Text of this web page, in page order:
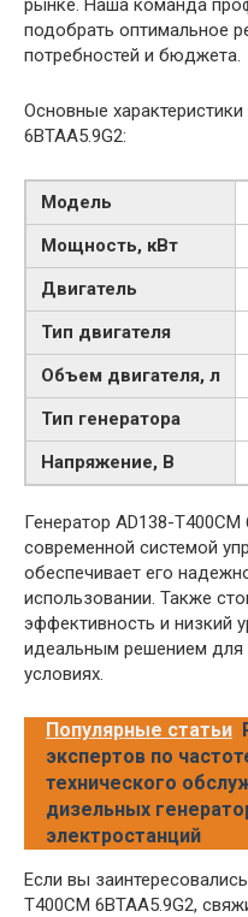
рынке. Наша команда
подобрать оптимальное
потребностей и бюджета.
Основные
6BTAA5.9G2:
Модель
Мощность, кВт
Двигатель
Тип двигателя
Объем двигателя, л
Тип генератора
Напряжение, В
Генератор AD138-
современной системой
обеспечивает его
использовании. Также
эффективность и низкий
идеальным решением для
условиях.
Популярные статьи
экспертов по
технического
дизельных
электростанций
Если вы
T400CM 6BTAA5.9G2,